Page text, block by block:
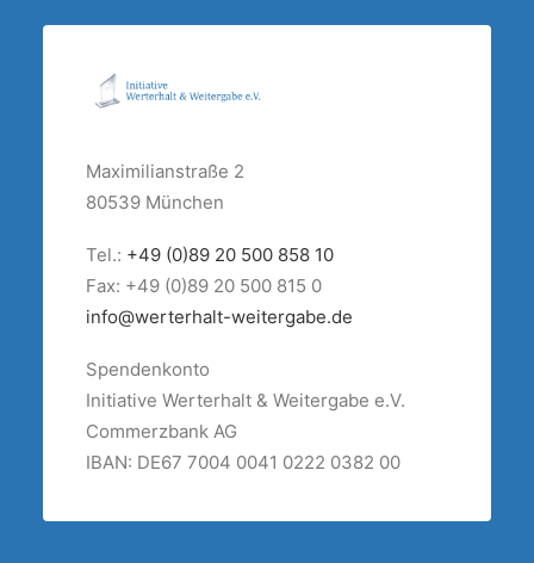
Maximilianstraße 2
80539 München
Tel.: +49 (0)89 20 500 858 10
Fax: +49 (0)89 20 500 815 0
info@werterhalt-weitergabe.de
Spendenkonto
Initiative Werterhalt & Weitergabe e.V.
Commerzbank AG
IBAN: DE67 7004 0041 0222 0382 00